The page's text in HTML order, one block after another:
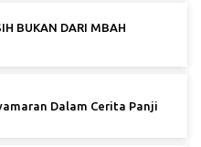
BUKAN DARI MBAH
Dalam Cerita Panji